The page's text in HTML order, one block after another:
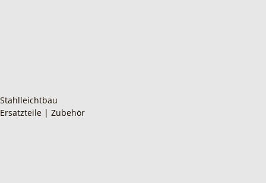
Stahlleichtbau
Ersatzteile | Zubehör